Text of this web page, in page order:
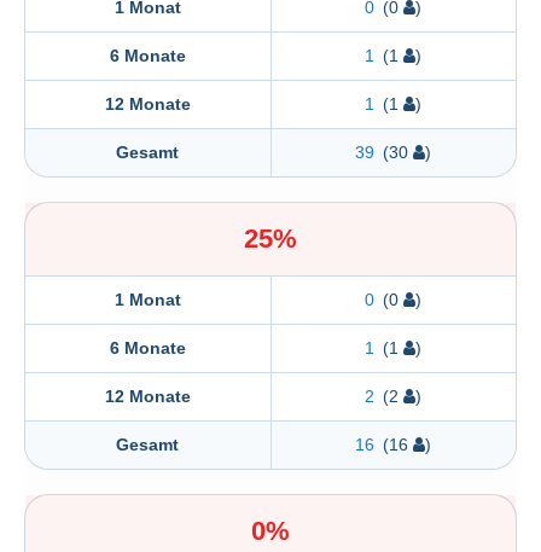
1 Monat 0 (0 )
6 Monate 1 (1 )
12 Monate 1 (1 )
Gesamt 39 (30 )
25%
1 Monat 0 (0 )
6 Monate 1 (1 )
12 Monate 2 (2 )
Gesamt 16 (16 )
0%